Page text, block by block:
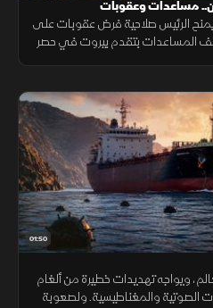
مساعدات وعقوبات
الرئيس صلاحية فرض عقوبات على
المساعدات بتقدم بيروت في حصر
01:50
من نفط العالم، ويواجه تهديدات خطيرة من ألغام
الصوتية والمغناطيسية. ولصعوبة